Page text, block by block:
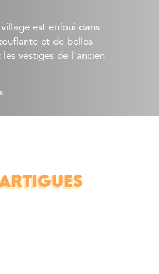
est enfoui dans
et de belles
vestiges de l’ancien